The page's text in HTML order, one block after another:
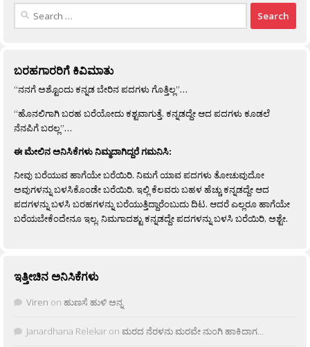
Search
ಬರಹಗಾರರಿಗೆ ಕಿವಿಮಾತು
“ನನಗೆ ಅಶ್ಟೊಂದು ಕನ್ನಡ ಬೇರಿನ ಪದಗಳು ಗೊತ್ತಿಲ್ಲ”…
“ಹೊನಲಿಗಾಗಿ ಬರಹ ಬರೆಯೋದು ಕಶ್ಟವಾಗುತ್ತೆ. ಕನ್ನಡದ್ದೇ ಆದ ಪದಗಳು ಕೂಡಲೆ
ನೆನಪಿಗೆ ಬರಲ್ಲ”…
ಈ ಮೇಲಿನ ಅನಿಸಿಕೆಗಳು ನಿಮ್ಮದಾಗಿದ್ದರೆ ಗಮನಿಸಿ:
ನೀವು ಬರೆಯುವ ಹಾಗೆಯೇ ಬರೆಯಿರಿ. ನಿಮಗೆ ಯಾವ ಪದಗಳು ತೋಚುವುದೋ
ಅವುಗಳನ್ನು ಬಳಸಿಕೊಂಡೇ ಬರೆಯಿರಿ. ಇಲ್ಲಿ ಕೆಲವರು ಬಹಳ ಹೆಚ್ಚು ಕನ್ನಡದ್ದೇ ಆದ
ಪದಗಳನ್ನು ಬಳಸಿ ಬರಹಗಳನ್ನು ಬರೆಯುತ್ತಿದ್ದಾರೆಂಬುದು ದಿಟ. ಆದರೆ ಎಲ್ಲರೂ ಹಾಗೆಯೇ
ಬರೆಯಬೇಕೆಂದೇನೂ ಇಲ್ಲ. ನಿಮಗಾದಶ್ಟು ಕನ್ನಡದ್ದೇ ಪದಗಳನ್ನು ಬಳಸಿ ಬರೆಯಿರಿ, ಅಶ್ಟೇ.
ಇತ್ತೀಚಿನ ಅನಿಸಿಕೆಗಳು
Viren on ಹುಣಸೆ ಹುಳಿ ಅನ್ನ
Janardhana Relekar on ಮರದ ನೆರಳನು ಮರವೇ ನುಂಗಿ ಹಾಕಿದಾಗ…